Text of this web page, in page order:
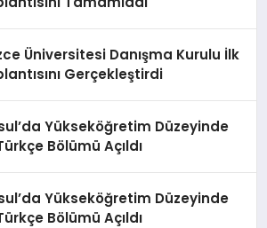
Üniversitesi Danışma Kurulu İlk
Gerçekleştirdi
Yükseköğretim Düzeyinde
Bölümü Açıldı
Yükseköğretim Düzeyinde
Bölümü Açıldı